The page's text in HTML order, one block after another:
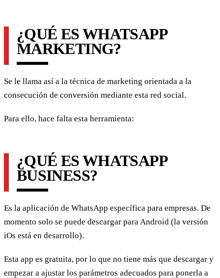
¿QUÉ ES WHATSAPP
MARKETING?
Se le llama así a la técnica de marketing orientada a la
consecución de conversión mediante esta red social.
Para ello, hace falta esta herramienta:
¿QUÉ ES WHATSAPP
BUSINESS?
Es la aplicación de WhatsApp específica para empresas. De
momento solo se puede descargar para Android (la versión
iOs está en desarrollo).
Esta app es gratuita, por lo que no tiene más que descargar y
empezar a ajustar los parámetros adecuados para ponerla a